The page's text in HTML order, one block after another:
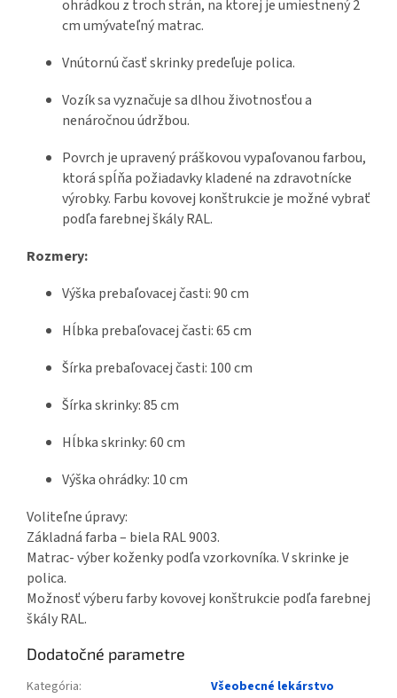
ohrádkou z troch strán, na ktorej je umiestnený 2
cm umývateľný matrac.
Vnútornú časť skrinky predeľuje polica.
Vozík sa vyznačuje sa dlhou životnosťou a
nenáročnou údržbou.
Povrch je upravený práškovou vypaľovanou farbou,
ktorá spĺňa požiadavky kladené na zdravotnícke
výrobky. Farbu kovovej konštrukcie je možné vybrať
podľa farebnej škály RAL.
Rozmery:
Výška prebaľovacej časti: 90 cm
Hĺbka prebaľovacej časti: 65 cm
Šírka prebaľovacej časti: 100 cm
Šírka skrinky: 85 cm
Hĺbka skrinky: 60 cm
Výška ohrádky: 10 cm
Voliteľne úpravy:
Základná farba – biela RAL 9003.
Matrac- výber koženky podľa vzorkovníka. V skrinke je
polica.
Možnosť výberu farby kovovej konštrukcie podľa farebnej
škály RAL.
Dodatočné parametre
Kategória:
Všeobecné lekárstvo